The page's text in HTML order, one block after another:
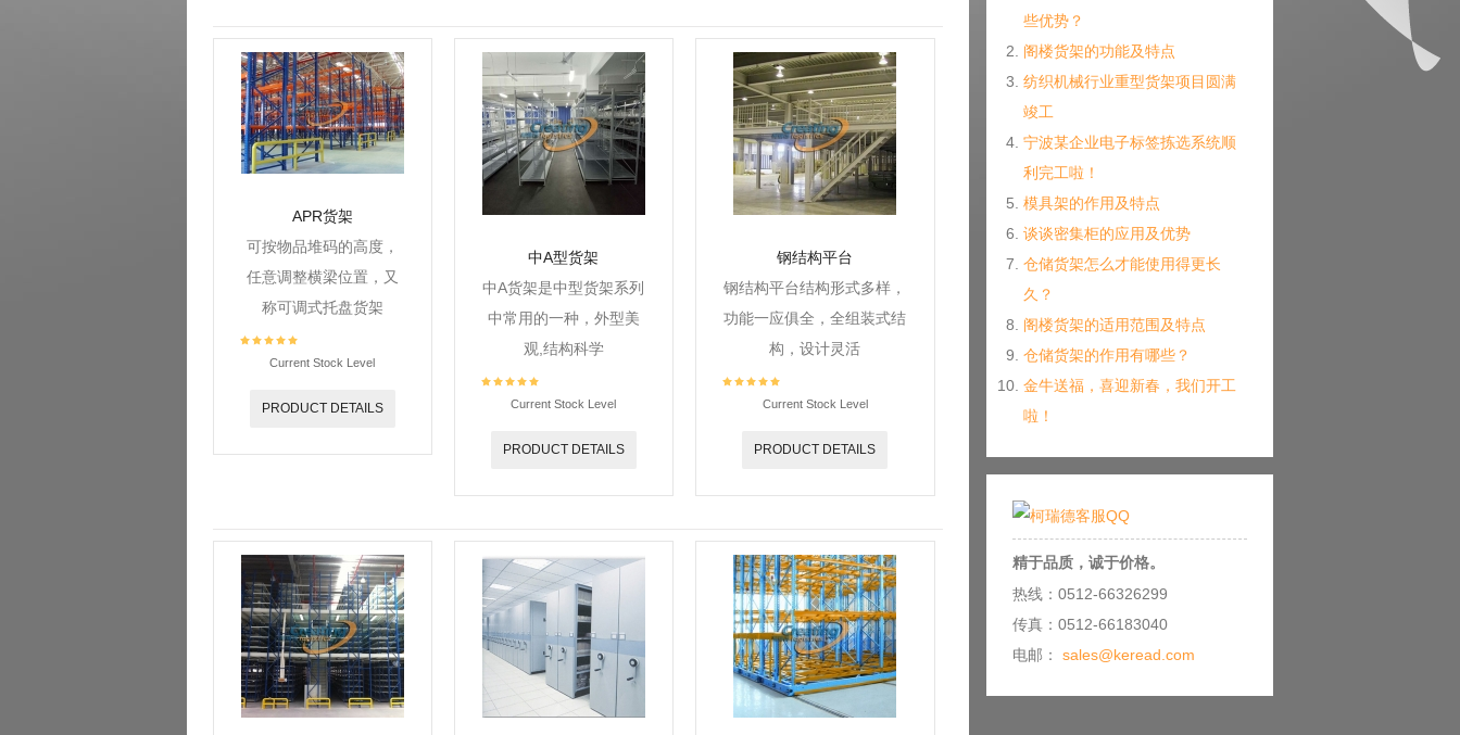
APR货架
可按物品堆码的高度，
任意调整横梁位置，又
称可调式托盘货架
Current Stock Level
PRODUCT DETAILS
中A型货架
中A货架是中型货架系列
中常用的一种，外型美
观,结构科学
Current Stock Level
PRODUCT DETAILS
钢结构平台
钢结构平台结构形式多样，
功能一应俱全，全组装式结
构，设计灵活
Current Stock Level
PRODUCT DETAILS
些优势？
阁楼货架的功能及特点
纺织机械行业重型货架项目圆满
竣工
宁波某企业电子标签拣选系统顺
利完工啦！
模具架的作用及特点
谈谈密集柜的应用及优势
仓储货架怎么才能使用得更长
久？
阁楼货架的适用范围及特点
仓储货架的作用有哪些？
金牛送福，喜迎新春，我们开工
啦！
精于品质，诚于价格。
热线：0512-66326299
传真：0512-66183040
电邮： sales@keread.com